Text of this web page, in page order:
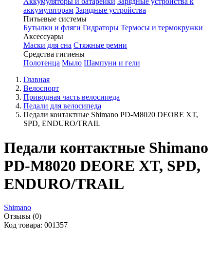
аккумуляторам Зарядные устройства
Питьевые системы
Бутылки и фляги Гидраторы Термосы и термокружки
Аксессуары
Маски для сна Стяжные ремни
Средства гигиены
Полотенца Мыло Шампуни и гели
Главная
Велоспорт
Приводная часть велосипеда
Педали для велосипеда
Педали контактные Shimano PD-M8020 DEORE XT,
SPD, ENDURO/TRAIL
Педали контактные Shimano
PD-M8020 DEORE XT, SPD,
ENDURO/TRAIL
Shimano
Отзывы (0)
Код товара: 001357